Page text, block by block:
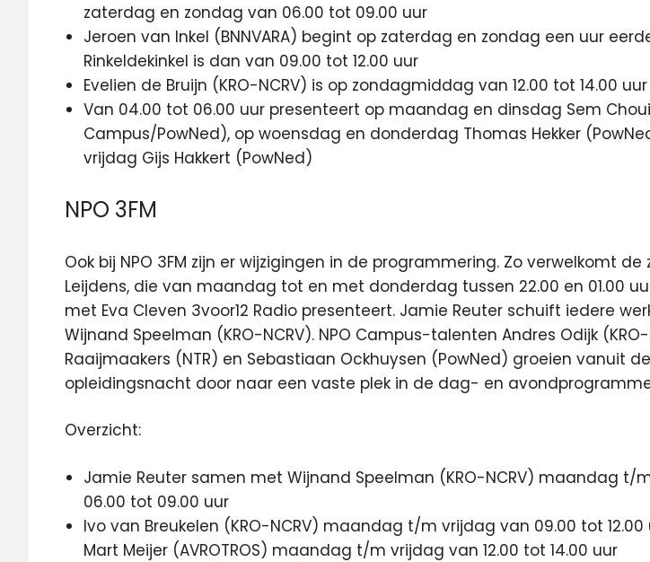
zaterdag en zondag van 06.00 tot 09.00 uur
Jeroen van Inkel (BNNVARA) begint op zaterdag en zondag een uur
Rinkeldekinkel is dan van 09.00 tot 12.00 uur
Evelien de Bruijn (KRO-NCRV) is op zondagmiddag van 12.00 tot 14.00
Van 04.00 tot 06.00 uur presenteert op maandag en dinsdag Sem
Campus/PowNed), op woensdag en donderdag Thomas Hekker
vrijdag Gijs Hakkert (PowNed)
NPO 3FM
Ook bij NPO 3FM zijn er wijzigingen in de programmering. Zo verwelkomt de
Leijdens, die van maandag tot en met donderdag tussen 22.00 en 01.00
met Eva Cleven 3voor12 Radio presenteert. Jamie Reuter schuift iedere
Wijnand Speelman (KRO-NCRV). NPO Campus-talenten Andres Odijk (KRO-
Raaijmaakers (NTR) en Sebastiaan Ockhuysen (PowNed) groeien vanuit de
opleidingsnacht door naar een vaste plek in de dag- en
Overzicht:
Jamie Reuter samen met Wijnand Speelman (KRO-NCRV) maandag t/
06.00 tot 09.00 uur
Ivo van Breukelen (KRO-NCRV) maandag t/m vrijdag van 09.00 tot 12.00
Mart Meijer (AVROTROS) maandag t/m vrijdag van 12.00 tot 14.00 uur